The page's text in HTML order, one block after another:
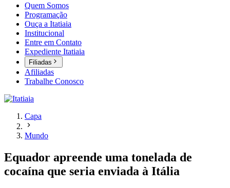
Quem Somos
Programação
Ouça a Itatiaia
Institucional
Entre em Contato
Expediente Itatiaia
Filiadas
Afiliadas
Trabalhe Conosco
Capa
Mundo
Equador apreende uma tonelada de
cocaína que seria enviada à Itália